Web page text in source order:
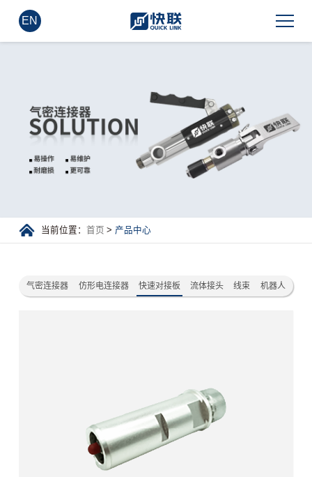
EN
当前位置：首页 > 产品中心
气密连接器 仿形电连接器 快速对接板 流体接头 线束 机器人